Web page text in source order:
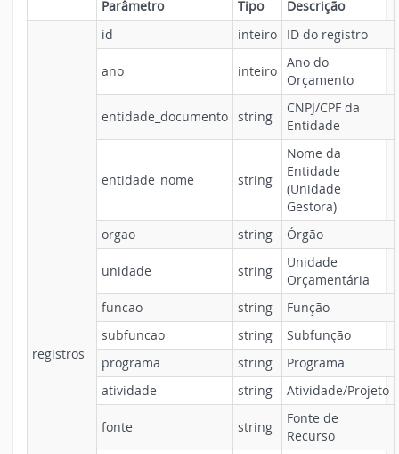
Parâmetro Tipo Descrição
registros
id inteiro ID do registro
ano inteiro
Ano do
Orçamento
entidade_documento string
CNPJ/CPF da
Entidade
entidade_nome string
Nome da
Entidade
(Unidade
Gestora)
orgao
string Órgão
unidade string
Unidade
Orçamentária
funcao
string
Função
subfuncao
string
Subfunção
programa
string
Programa
atividade
string Atividade/Projeto
fonte string
Fonte de
Recurso